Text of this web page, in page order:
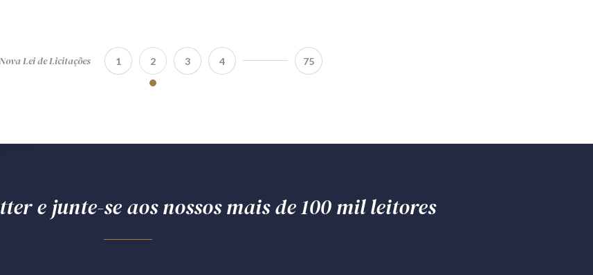
Lei de Licitações 1 2 3 4 75
e junte-se aos nossos mais de 100 mil leitores